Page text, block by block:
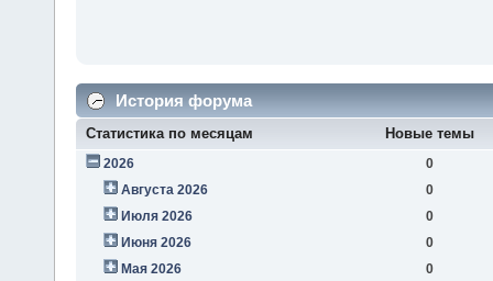
История форума
Статистика по месяцам Новые темы
2026
0
Августа 2026
0
Июля 2026
0
Июня 2026
0
Мая 2026
0